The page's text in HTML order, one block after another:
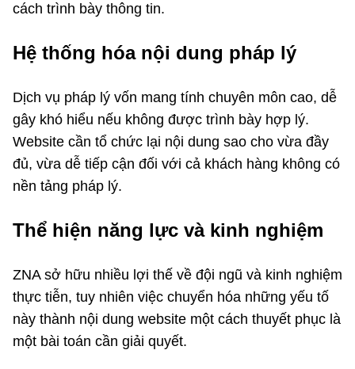
cách trình bày thông tin.
Hệ thống hóa nội dung pháp lý
Dịch vụ pháp lý vốn mang tính chuyên môn cao, dễ
gây khó hiểu nếu không được trình bày hợp lý.
Website cần tổ chức lại nội dung sao cho vừa đầy
đủ, vừa dễ tiếp cận đối với cả khách hàng không có
nền tảng pháp lý.
Thể hiện năng lực và kinh nghiệm
ZNA sở hữu nhiều lợi thế về đội ngũ và kinh nghiệm
thực tiễn, tuy nhiên việc chuyển hóa những yếu tố
này thành nội dung website một cách thuyết phục là
một bài toán cần giải quyết.